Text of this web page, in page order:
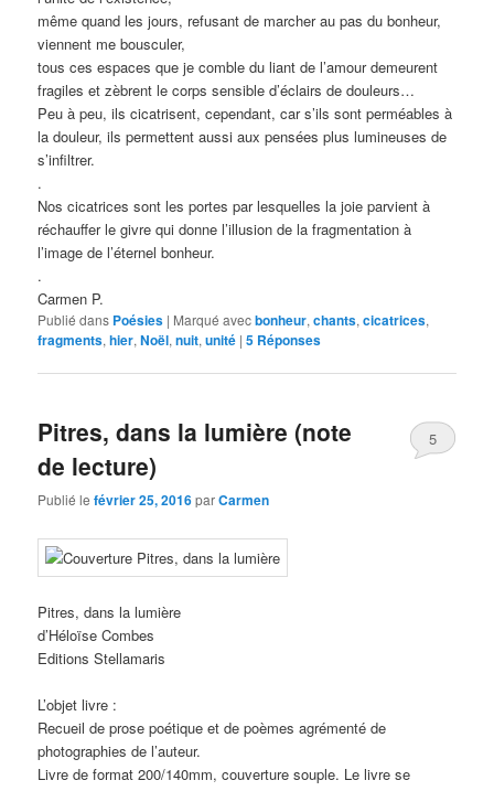
même quand les jours, refusant de marcher au pas du bonheur,
viennent me bousculer,
tous ces espaces que je comble du liant de l’amour demeurent
fragiles et zèbrent le corps sensible d’éclairs de douleurs…
Peu à peu, ils cicatrisent, cependant, car s’ils sont perméables à
la douleur, ils permettent aussi aux pensées plus lumineuses de
s’infiltrer.
.
Nos cicatrices sont les portes par lesquelles la joie parvient à
réchauffer le givre qui donne l’illusion de la fragmentation à
l’image de l’éternel bonheur.
.
Carmen P.
Publié dans Poésies | Marqué avecbonheur,chants,cicatrices,
fragments,hier,Noël,nuit,unité |5 Réponses
Pitres, dans la lumière (note
de lecture)
Publié lefévrier 25, 2016parCarmen
5
Pitres, dans la lumière
d’Héloïse Combes
Editions Stellamaris
L’objet livre :
Recueil de prose poétique et de poèmes agrémenté de
photographies de l’auteur.
Livre de format 200/140mm, couverture souple. Le livre se